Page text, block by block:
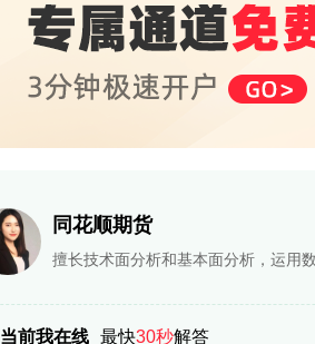
同花顺期货
擅长技术面分析和基本面分析，运用
当前我在线 最快30秒解答